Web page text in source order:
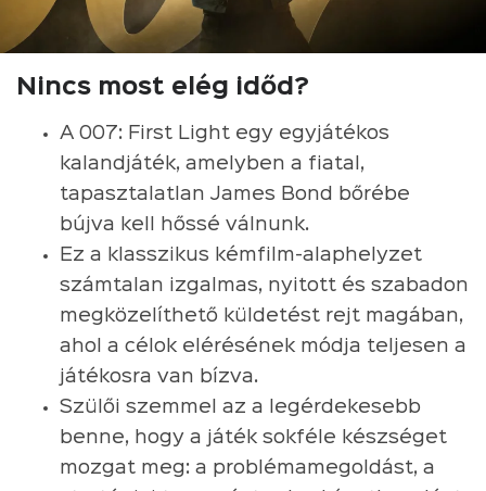
Nincs most elég időd?
A 007: First Light egy egyjátékos
kalandjáték, amelyben a fiatal,
tapasztalatlan James Bond bőrébe
bújva kell hőssé válnunk.
Ez a klasszikus kémfilm-alaphelyzet
számtalan izgalmas, nyitott és szabadon
megközelíthető küldetést rejt magában,
ahol a célok elérésének módja teljesen a
játékosra van bízva.
Szülői szemmel az a legérdekesebb
benne, hogy a játék sokféle készséget
mozgat meg: a problémamegoldást, a